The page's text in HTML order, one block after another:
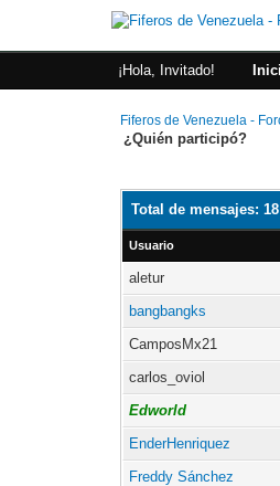
¡Hola, Invitado!
Fiferos de Venezuela -
¿Quién participó?
Total de mensajes: 18
Usuario
aletur
bangbangks
CamposMx21
carlos_oviol
Edworld
EnderHenriquez
Freddy Sánchez